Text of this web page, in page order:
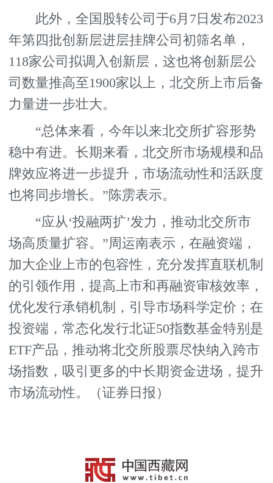
此外，全国股转公司于6月7日发布2023
年第四批创新层进层挂牌公司初筛名单，
118家公司拟调入创新层，这也将创新层公
司数量推高至1900家以上，北交所上市后备
力量进一步壮大。
“总体来看，今年以来北交所扩容形势
稳中有进。长期来看，北交所市场规模和品
牌效应将进一步提升，市场流动性和活跃度
也将同步增长。”陈雳表示。
“应从‘投融两扩’发力，推动北交所市
场高质量扩容。”周运南表示，在融资端，
加大企业上市的包容性，充分发挥直联机制
的引领作用，提高上市和再融资审核效率，
优化发行承销机制，引导市场科学定价；在
投资端，常态化发行北证50指数基金特别是
ETF产品，推动将北交所股票尽快纳入跨市
场指数，吸引更多的中长期资金进场，提升
市场流动性。（证券日报）